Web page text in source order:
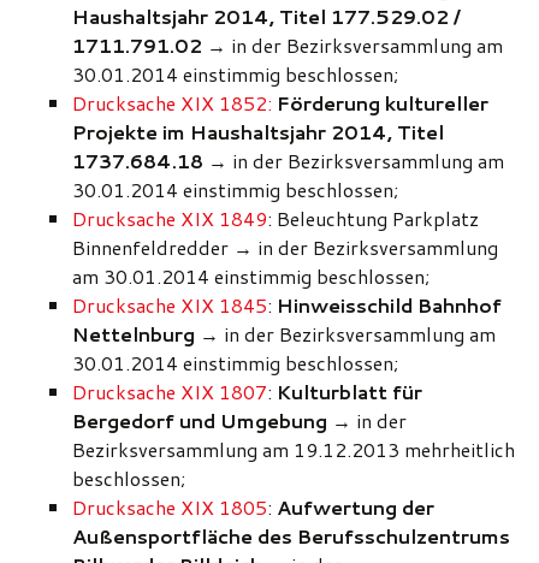
Haushaltsjahr 2014, Titel 177.529.02 /
1711.791.02 → in der Bezirksversammlung am
30.01.2014 einstimmig beschlossen;
Drucksache XIX 1852: Förderung kultureller
Projekte im Haushaltsjahr 2014, Titel
1737.684.18 → in der Bezirksversammlung am
30.01.2014 einstimmig beschlossen;
Drucksache XIX 1849: Beleuchtung Parkplatz
Binnenfeldredder → in der Bezirksversammlung
am 30.01.2014 einstimmig beschlossen;
Drucksache XIX 1845: Hinweisschild Bahnhof
Nettelnburg → in der Bezirksversammlung am
30.01.2014 einstimmig beschlossen;
Drucksache XIX 1807: Kulturblatt für
Bergedorf und Umgebung → in der
Bezirksversammlung am 19.12.2013 mehrheitlich
beschlossen;
Drucksache XIX 1805: Aufwertung der
Außensportfläche des Berufsschulzentrums